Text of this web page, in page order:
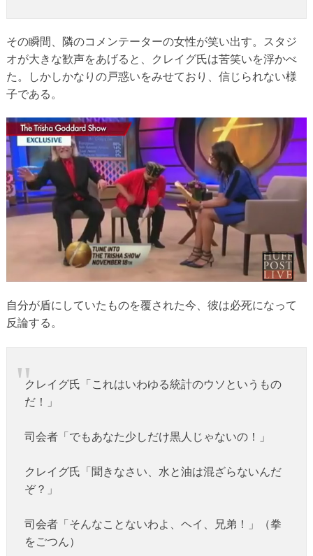
その瞬間、隣のコメンテーターの女性が笑い出す。スタジ
オが大きな歓声をあげると、クレイグ氏は苦笑いを浮かべ
た。しかしかなりの戸惑いをみせており、信じられない様
子である。
自分が盾にしていたものを覆された今、彼は必死になって
反論する。
クレイグ氏「これはいわゆる統計のウソというもの
だ！」
司会者「でもあなた少しだけ黒人じゃないの！」
クレイグ氏「聞きなさい、水と油は混ざらないんだ
ぞ？」
司会者「そんなことないわよ、ヘイ、兄弟！」（拳
をごつん）